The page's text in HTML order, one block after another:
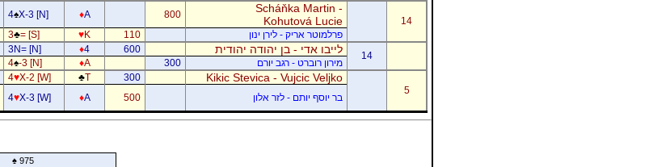
14
Scháňka Martin -
Kohutová Lucie
800
♦A
4♠X-3 [N]
פרלמוטר אריק - לירן ינון
110
♥K
3♣= [S]
14
לייבו אדי - בן יהודה יהודית 600
♦4
3N= [N]
מירון רוברט - רגב יורם
300
♦A
4♠-3 [N]
5
Kikic Stevica - Vujcic Veljko
300
♣T
4♥X-2 [W]
בר יוסף יותם - לזר אלון
500
♦A
4♥X-3 [W]
♠975